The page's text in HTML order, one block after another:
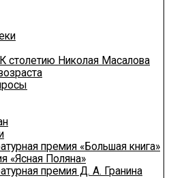
столетию Николая Масалова
премия «Большая книга»
«Ясная Поляна»
премия Д. А. Гранина